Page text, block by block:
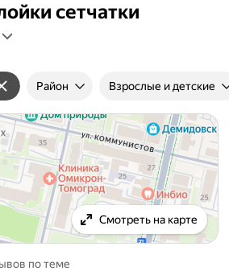
сетчатки
Район Взрослые и детские
Смотреть на карте
по теме